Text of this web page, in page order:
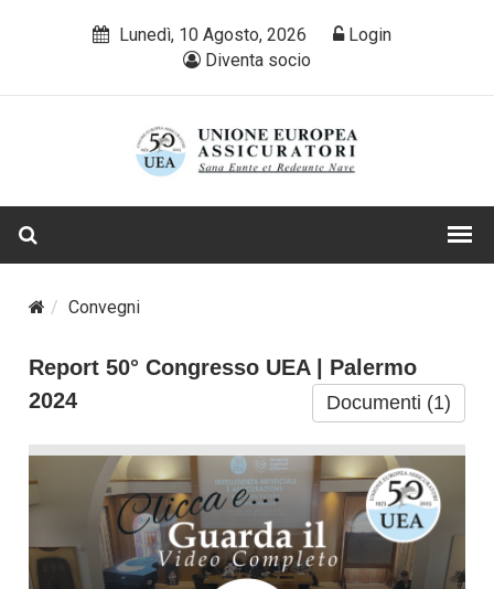
Lunedì, 10 Agosto, 2026
Login
Diventa socio
Convegni
Report 50° Congresso UEA | Palermo
2024
Documenti (1)